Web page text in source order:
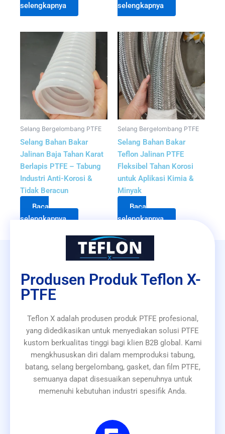
selengkapnya
selengkapnya
Selang Bergelombang PTFE
Selang Bahan Bakar
Jalinan Baja Tahan Karat
Berlapis PTFE – Tabung
Industri Anti-Korosi &
Tidak Beracun
Baca
selengkapnya
Selang Bergelombang PTFE
Selang Bahan Bakar
Teflon Jalinan PTFE
Fleksibel Tahan Korosi
untuk Aplikasi Kimia &
Minyak
Baca
selengkapnya
Produsen Produk Teflon X-
PTFE
Teflon X adalah produsen produk PTFE profesional,
yang didedikasikan untuk menyediakan solusi PTFE
kustom berkualitas tinggi bagi klien B2B global. Kami
mengkhususkan diri dalam memproduksi tabung,
batang, selang bergelombang, gasket, dan film PTFE,
semuanya dapat disesuaikan sepenuhnya untuk
memenuhi kebutuhan industri spesifik Anda.